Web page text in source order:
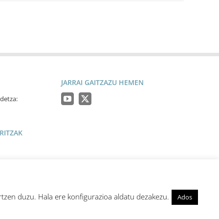
JARRAI GAITZAZU HEMEN
duzu. Hala ere konfigurazioa aldatu dezakezu. Ados